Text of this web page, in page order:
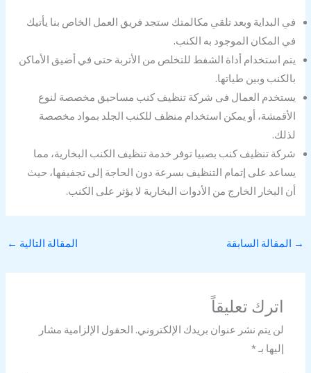
في البداية وبعد تلقي مكالمتك ستجد فريق العمل الخاص بنا يأتيك
في المكان الموجود به الكنب.
يتم استخدام أداة الشفط للتخلص من الأتربة حتى في أضيق الأماكن
بالكنب وبين طياتها.
يستخدم العمال فى شركة تنظيف كنب مساحيق مخصصة لنوع
الأقمشة، أو يمكن استخدام منظف للكنب الجلد بمواد مخصصة
لذلك.
شركة تنظيف كنب بصبيا توفر خدمة تنظيف الكنب البخارية، مما
يساعد على إتمام التنظيف بسرعة دون الحاجة إلى تجفيفها، حيث
أن البخار الخارج من الأدوات البخارية لا يؤثر على الكنب.
→ المقالة السابقة المقالة التالية ←
اترك تعليقاً
لن يتم نشر عنوان بريدك الإلكتروني. الحقول الإلزامية مشار
إليها بـ *